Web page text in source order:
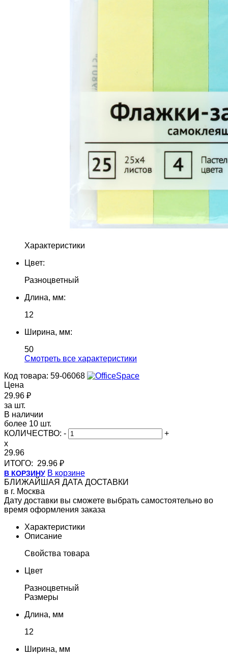
Характеристики
Цвет:
Разноцветный
Длина, мм:
12
Ширина, мм:
50
Cмотреть все характеристики
Код товара: 59-06068
Цена
29.96 ₽
за шт.
В наличии
более 10 шт.
КОЛИЧЕСТВО: -
+
x
29.96
ИТОГО: 29.96 ₽
В КОРЗИНУ В корзине
БЛИЖАЙШАЯ ДАТА ДОСТАВКИ
в г. Москва
Дату доставки вы сможете выбрать самостоятельно во
время оформления заказа
Характеристики
Описание
Свойства товара
Цвет
Разноцветный
Размеры
Длина, мм
12
Ширина, мм